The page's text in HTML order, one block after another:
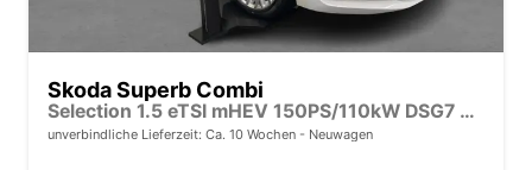
Skoda Superb Combi
Selection 1.5 eTSI mHEV 150PS/110kW DSG7 2026
unverbindliche Lieferzeit: Ca. 10 Wochen Neuwagen